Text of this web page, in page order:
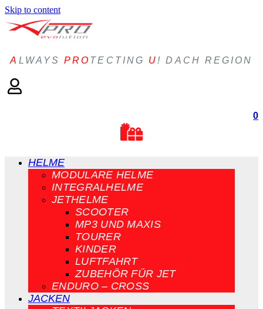
Skip to content
A LWAYSPRO TECTING U! DACH REGION
0
HELME
MODULARE HELME
INTEGRALHELME
JETHELME
SCOOTER
MP3 UND MAXIS
TOURER
KINDER
LUFTFAHRT
ZUBEHÖR FÜR JET
ENDURO – CROSS
JACKEN